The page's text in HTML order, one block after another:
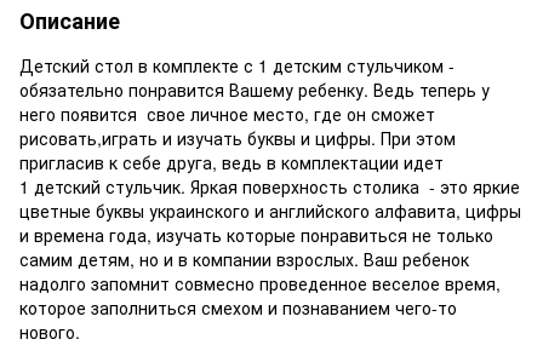
Описание
Детский стол в комплекте с 1 детским стульчиком -
обязательно понравится Вашему ребенку. Ведь теперь у
него появится свое личное место, где он сможет
рисовать,играть и изучать буквы и цифры. При этом
пригласив к себе друга, ведь в комплектации идет
1 детский стульчик. Яркая поверхность столика - это яркие
цветные буквы украинского и английского алфавита, цифры
и времена года, изучать которые понравиться не только
самим детям, но и в компании взрослых. Ваш ребенок
надолго запомнит совмесно проведенное веселое время,
которое заполниться смехом и познаванием чего-то
нового.